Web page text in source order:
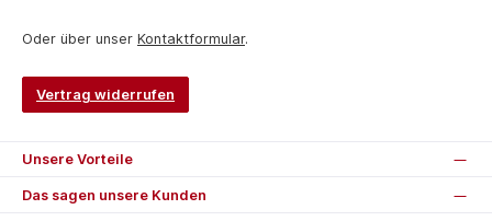
Oder über unser Kontaktformular.
Vertrag widerrufen
Unsere Vorteile
Das sagen unsere Kunden